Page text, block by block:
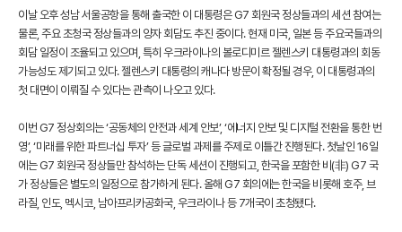
이날 오후 성남 서울공항을 통해 출국한 이 대통령은 G7 회원국 정상들과의 세션 참여는
물론, 주요 초청국 정상들과의 양자 회담도 추진 중이다. 현재 미국, 일본 등 주요국들과의
회담 일정이 조율되고 있으며, 특히 우크라이나의 볼로디미르 젤렌스키 대통령과의 회동
가능성도 제기되고 있다. 젤렌스키 대통령의 캐나다 방문이 확정될 경우, 이 대통령과의
첫 대면이 이뤄질 수 있다는 관측이 나오고 있다.
이번 G7 정상회의는 ‘공동체의 안전과 세계 안보’, ‘에너지 안보 및 디지털 전환을 통한 번
영’, ‘미래를 위한 파트너십 투자’ 등 글로벌 과제를 주제로 이틀간 진행된다. 첫날인 16일
에는 G7 회원국 정상들만 참석하는 단독 세션이 진행되고, 한국을 포함한 비(非) G7 국
가 정상들은 별도의 일정으로 참가하게 된다. 올해 G7 회의에는 한국을 비롯해 호주, 브
라질, 인도, 멕시코, 남아프리카공화국, 우크라이나 등 7개국이 초청됐다.